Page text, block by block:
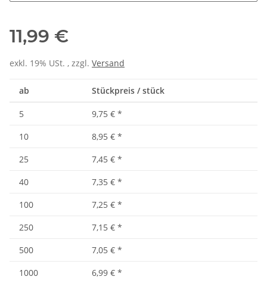
11,99 €
exkl. 19% USt. , zzgl. Versand
ab Stückpreis / stück
5 9,75 € *
10
8,95 € *
25
7,45 € *
40
7,35 € *
100
7,25 € *
250
7,15 € *
500
7,05 € *
1000
6,99 € *